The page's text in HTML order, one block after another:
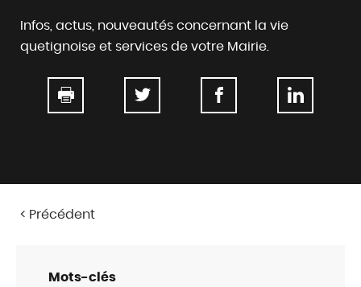
Infos, actus, nouveautés concernant la vie
quetignoise et services de votre Mairie.
Précédent
attachéeMots-clés